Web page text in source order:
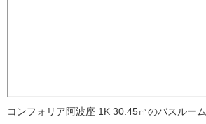
コンフォリア阿波座 1K 30.45㎡のバスルーム